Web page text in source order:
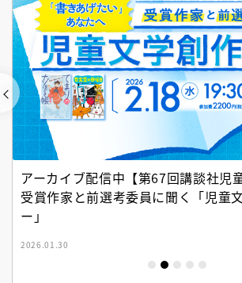
アーカイブ配信中【第67回講談社児
受賞作家と前選考委員に聞く「児童
ー」
2026.01.30